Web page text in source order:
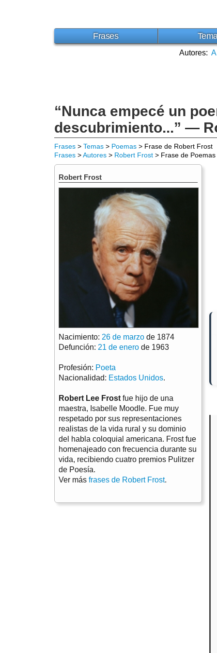
Frases
Autores: A
“Nunca empecé un
descubrimiento...” —
Frases > Temas > Poemas > Frase de Robert Frost
Frases >Autores > Robert Frost > Frase de Poemas
Robert Frost
Nacimiento: 26 de marzo de 1874
Defunción: 21 de enero de 1963
Profesión: Poeta
Nacionalidad: Estados Unidos.
Robert Lee Frost fue hijo de una
maestra, Isabelle Moodle. Fue muy
respetado por sus representaciones
realistas de la vida rural y su dominio
del habla coloquial americana. Frost fue
homenajeado con frecuencia durante su
vida, recibiendo cuatro premios Pulitzer
de Poesía.
Ver más frases de Robert Frost.